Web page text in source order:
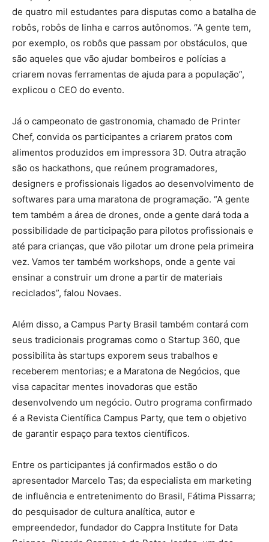
de quatro mil estudantes para disputas como a batalha de
robôs, robôs de linha e carros autônomos. “A gente tem,
por exemplo, os robôs que passam por obstáculos, que
são aqueles que vão ajudar bombeiros e polícias a
criarem novas ferramentas de ajuda para a população”,
explicou o CEO do evento.
Já o campeonato de gastronomia, chamado de Printer
Chef, convida os participantes a criarem pratos com
alimentos produzidos em impressora 3D. Outra atração
são os hackathons, que reúnem programadores,
designers e profissionais ligados ao desenvolvimento de
softwares para uma maratona de programação. “A gente
tem também a área de drones, onde a gente dará toda a
possibilidade de participação para pilotos profissionais e
até para crianças, que vão pilotar um drone pela primeira
vez. Vamos ter também workshops, onde a gente vai
ensinar a construir um drone a partir de materiais
reciclados”, falou Novaes.
Além disso, a Campus Party Brasil também contará com
seus tradicionais programas como o Startup 360, que
possibilita às startups exporem seus trabalhos e
receberem mentorias; e a Maratona de Negócios, que
visa capacitar mentes inovadoras que estão
desenvolvendo um negócio. Outro programa confirmado
é a Revista Científica Campus Party, que tem o objetivo
de garantir espaço para textos científicos.
Entre os participantes já confirmados estão o do
apresentador Marcelo Tas; da especialista em marketing
de influência e entretenimento do Brasil, Fátima Pissarra;
do pesquisador de cultura analítica, autor e
empreendedor, fundador do Cappra Institute for Data